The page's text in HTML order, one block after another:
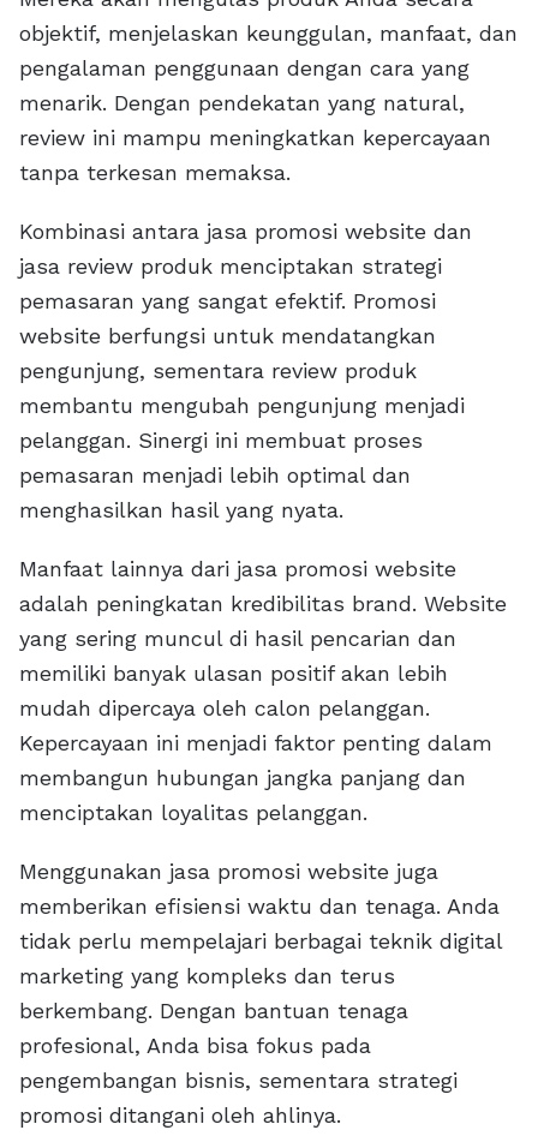
objektif, menjelaskan keunggulan, manfaat, dan
pengalaman penggunaan dengan cara yang
menarik. Dengan pendekatan yang natural,
review ini mampu meningkatkan kepercayaan
tanpa terkesan memaksa.
Kombinasi antara jasa promosi website dan
jasa review produk menciptakan strategi
pemasaran yang sangat efektif. Promosi
website berfungsi untuk mendatangkan
pengunjung, sementara review produk
membantu mengubah pengunjung menjadi
pelanggan. Sinergi ini membuat proses
pemasaran menjadi lebih optimal dan
menghasilkan hasil yang nyata.
Manfaat lainnya dari jasa promosi website
adalah peningkatan kredibilitas brand. Website
yang sering muncul di hasil pencarian dan
memiliki banyak ulasan positif akan lebih
mudah dipercaya oleh calon pelanggan.
Kepercayaan ini menjadi faktor penting dalam
membangun hubungan jangka panjang dan
menciptakan loyalitas pelanggan.
Menggunakan jasa promosi website juga
memberikan efisiensi waktu dan tenaga. Anda
tidak perlu mempelajari berbagai teknik digital
marketing yang kompleks dan terus
berkembang. Dengan bantuan tenaga
profesional, Anda bisa fokus pada
pengembangan bisnis, sementara strategi
promosi ditangani oleh ahlinya.